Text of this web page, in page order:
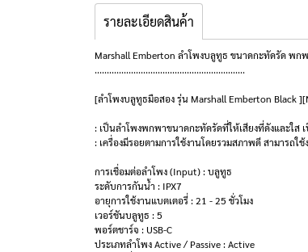
รายละเอียดสินค้า
Marshall Emberton ลำโพงบลูทูธ ขนาดกะทัดรัด พก
..............................................................
[ลำโพงบลูทูธมือสอง รุ่น Marshall Emberton Black
: เป็นลำโพงพกพาขนาดกะทัดรัดที่ให้เสียงที่ดังและใส
: เครื่องมีรอยตามการใช้งานโดยรวมสภาพดี สามารถใ
การเชื่อมต่อลำโพง (Input) : บลูทูธ
ระดับการกันน้ำ : IPX7
อายุการใช้งานแบตเตอรี่ : 21 - 25 ชั่วโมง
เวอร์ชันบลูทูธ : 5
พอร์ตชาร์จ : USB-C
ประเภทลำโพง Active / Passive : Active